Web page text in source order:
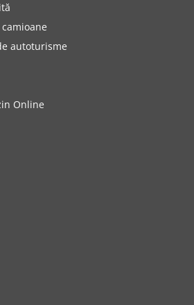
autoturisme
Online